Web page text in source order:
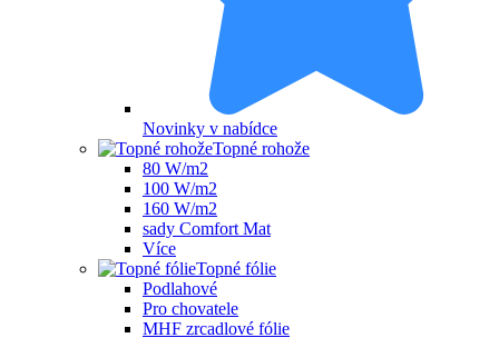
Novinky v nabídce
Topné rohože
80 W/m2
100 W/m2
160 W/m2
sady Comfort Mat
Více
Topné fólie
Podlahové
Pro chovatele
MHF zrcadlové fólie